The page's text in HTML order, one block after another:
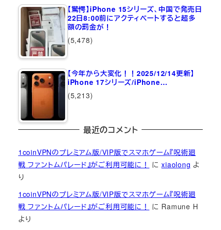
【驚愕】iPhone 15シリーズ、中国で発売日
22日8:00前にアクティベートすると超多
額の罰金が！
(5,478)
【今年から大変化！！2025/12/14更新】
iPhone 17シリーズ/iPhone…
(5,213)
最近のコメント
1coinVPNのプレミアム版/VIP版でスマホゲーム『呪術廻
戦 ファントムパレード』がご利用可能に！
にxiaolong よ
り
1coinVPNのプレミアム版/VIP版でスマホゲーム『呪術廻
戦 ファントムパレード』がご利用可能に！
に Ramune H
より